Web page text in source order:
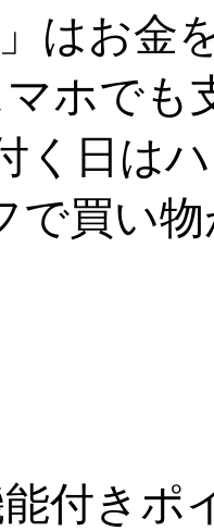
」はお
ホでも
く日は
で買い
付きポ